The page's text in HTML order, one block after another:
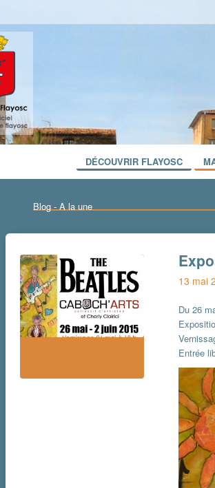
DÉCOUVRIR FLAYOSC
Blog - A la une
13 mai
Du 26
Entrée